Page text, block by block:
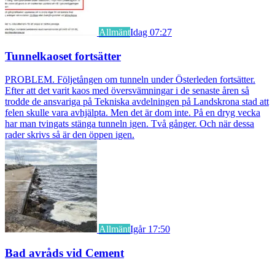
AllmäntIdag 07:27
Tunnelkaoset fortsätter
PROBLEM. Följetången om tunneln under Österleden fortsätter.
Efter att det varit kaos med översvämningar i de senaste åren så
trodde de ansvariga på Tekniska avdelningen på Landskrona stad att
felen skulle vara avhjälpta. Men det är dom inte. På en dryg vecka
har man tvingats stänga tunneln igen. Två gånger. Och när dessa
rader skrivs så är den öppen igen.
AllmäntIgår 17:50
Bad avråds vid Cement